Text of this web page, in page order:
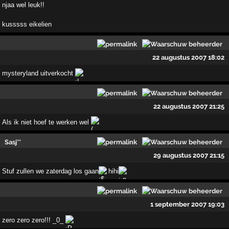
njaa wel leuk!!
kusssss eikelien
22 augustus 2007 18:02
mysteryland uitverkocht
22 augustus 2007 21:25
Als ik niet hoef te werken wel
Sasj**
29 augustus 2007 21:15
Stuf zullen we zaterdag los gaan hihi
1 september 2007 19:03
zero zero zero!!! _0_